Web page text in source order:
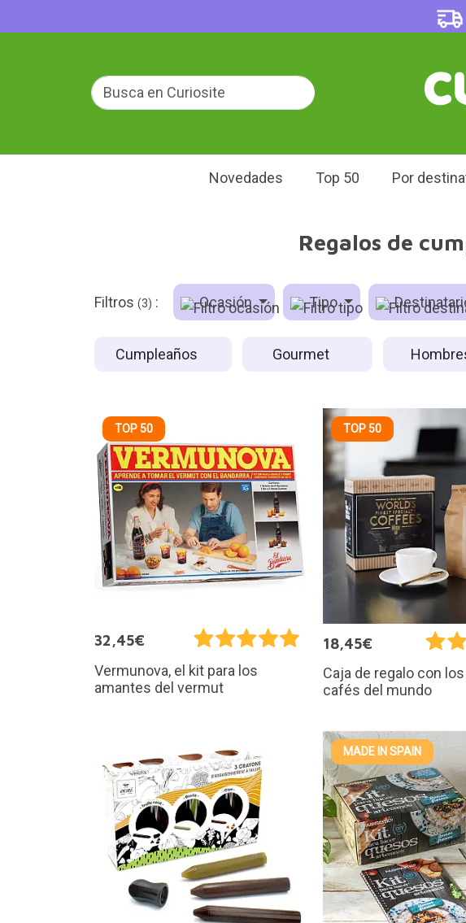
Novedades Top 50 Por
Regalos de
Filtros (3) : Ocasión Tipo
Cumpleaños Gourmet
TOP 50
32,45€
Vermunova, el kit para los
amantes del vermut
TOP 50
18,45€
Caja de regalo con
cafés del mundo
MADE IN SPAIN